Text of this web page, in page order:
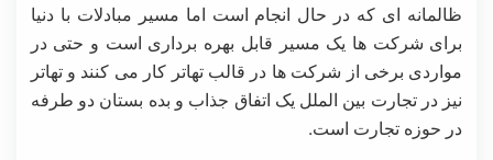
ظالمانه ای که در حال انجام است اما مسیر مبادلات با دنیا
برای شرکت ها یک مسیر قابل بهره برداری است و حتی در
مواردی برخی از شرکت ها در قالب تهاتر کار می کنند و تهاتر
نیز در تجارت بین الملل یک اتفاق جذاب و بده بستان دو طرفه
در حوزه تجارت است.